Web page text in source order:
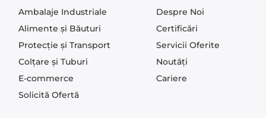
Ambalaje Industriale
Alimente și Băuturi
Protecție și Transport
Colțare și Tuburi
E-commerce
Solicită Ofertă
Despre Noi
Certificări
Servicii Oferite
Noutăți
Cariere